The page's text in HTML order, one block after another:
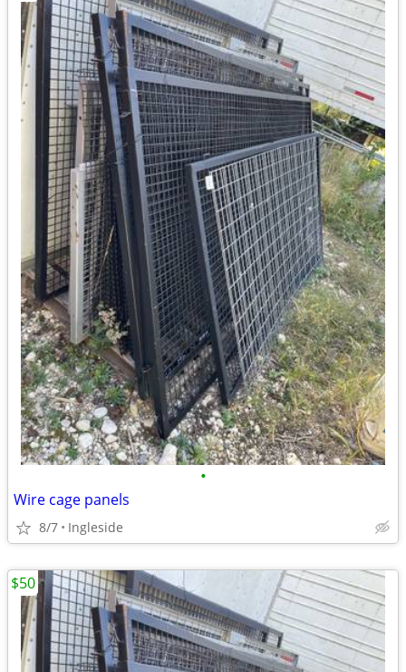
•
Wire cage panels
8/7 Ingleside
$50